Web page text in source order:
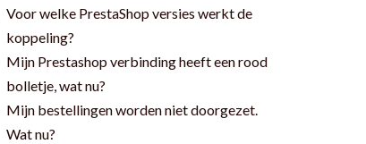
Voor welke PrestaShop versies werkt de
koppeling?
Mijn Prestashop verbinding heeft een rood
bolletje, wat nu?
Mijn bestellingen worden niet doorgezet.
Wat nu?